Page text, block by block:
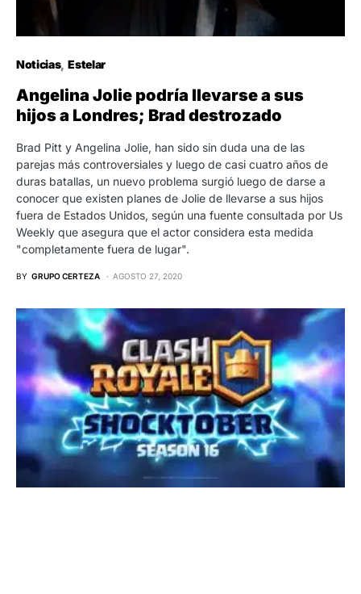
Noticias Estelar
Angelina Jolie podría llevarse a sus
hijos a Londres; Brad destrozado
Brad Pitt y Angelina Jolie, han sido sin duda una de las
parejas más controversiales y luego de casi cuatro años de
duras batallas, un nuevo problema surgió luego de darse a
conocer que existen planes de Jolie de llevarse a sus hijos
fuera de Estados Unidos, según una fuente consultada por Us
Weekly que asegura que el actor considera esta medida
"completamente fuera de lugar".
BY GRUPO CERTEZA AGOSTO 27, 2020